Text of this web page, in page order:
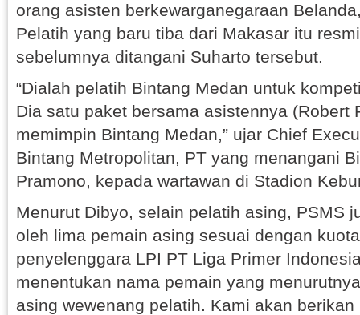
orang asisten berkewarganegaraan
Pelatih yang baru tiba dari Makasar itu
sebelumnya ditangani Suharto tersebut.
“Dialah pelatih Bintang Medan untuk
Dia satu paket bersama asistennya (Robert
memimpin Bintang Medan,” ujar Chief
Bintang Metropolitan, PT yang menangani
Pramono, kepada wartawan di Stadion
Menurut Dibyo, selain pelatih asing, PSMS
oleh lima pemain asing sesuai dengan
penyelenggara LPI PT Liga Primer
menentukan nama pemain yang
asing wewenang pelatih. Kami akan berikan